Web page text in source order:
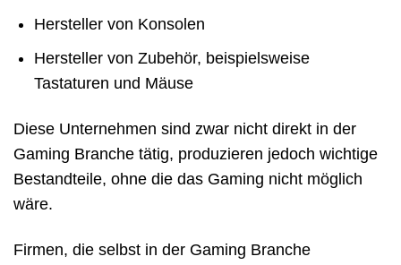
Hersteller von Konsolen
Hersteller von Zubehör, beispielsweise
Tastaturen und Mäuse
Diese Unternehmen sind zwar nicht direkt in der
Gaming Branche tätig, produzieren jedoch wichtige
Bestandteile, ohne die das Gaming nicht möglich
wäre.
Firmen, die selbst in der Gaming Branche